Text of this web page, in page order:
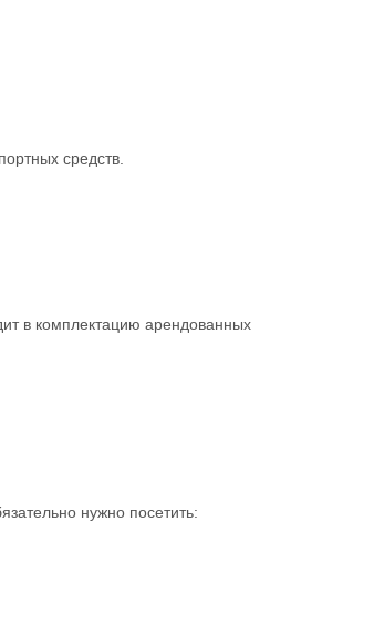
средств.
в комплектацию арендованных
нужно посетить: